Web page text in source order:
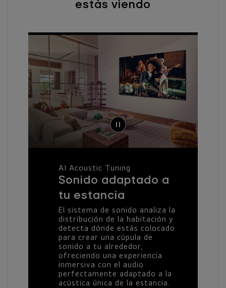
estás viendo
AI Acoustic Tuning
Sonido adaptado a
tu estancia
El sistema de sonido analiza la
distribución de la habitación y
detecta dónde estás colocado
para crear una cúpula de
sonido a tu alrededor,
ofreciendo una experiencia
inmersiva con el audio
perfectamente adaptado a la
acústica única de la estancia.